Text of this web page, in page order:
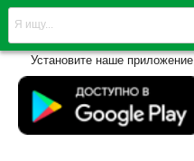
Установите наше